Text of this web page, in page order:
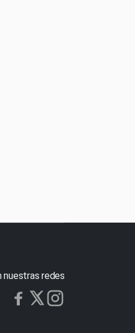
nuestras redes